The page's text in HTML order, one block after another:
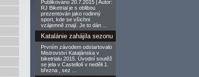
Publikováno 20.7.2015 | Autor:
RJ Biketrial je s oblibou
prezentován jako rodinný
sport, kde se všichni
vzájemně znají. Je to dán ...
Katalánie zahájila sezonu
Prvním závodem odstartovalo
Mistrovství Katalánska v
biketrialu 2015. Úvodní soutěž
se jela v Castellolí v neděli 1.
března , sez ...